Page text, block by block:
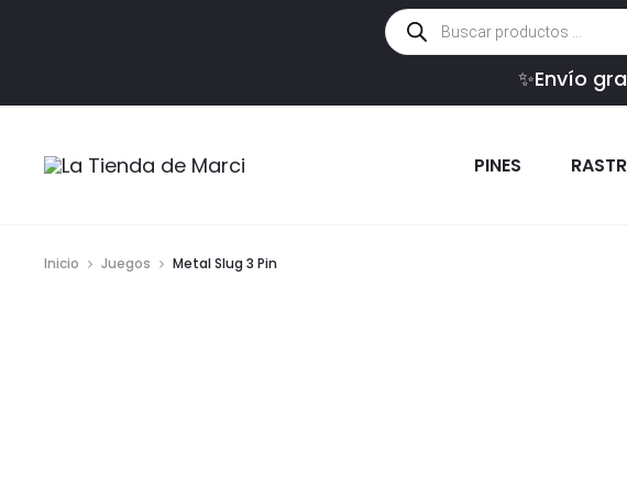
Búsqueda
de
productos
✨Envío
PINES
Inicio Juegos Metal Slug 3 Pin